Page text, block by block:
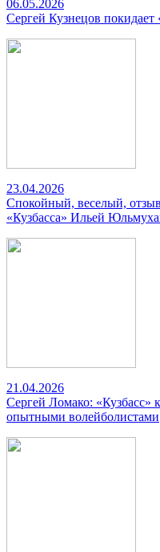
06.05.2026
Сергей Кузнецов покидает
23.04.2026
Спокойный, веселый,
«Кузбасса» Ильей
21.04.2026
Сергей Ломако: «Кузбасс»
опытными волейболистами